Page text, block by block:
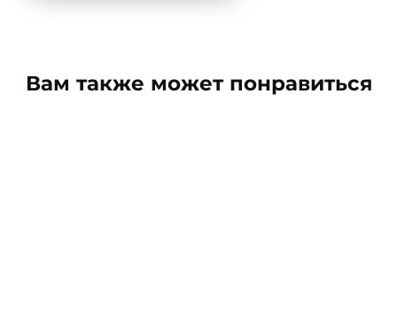
Вам также может понравиться